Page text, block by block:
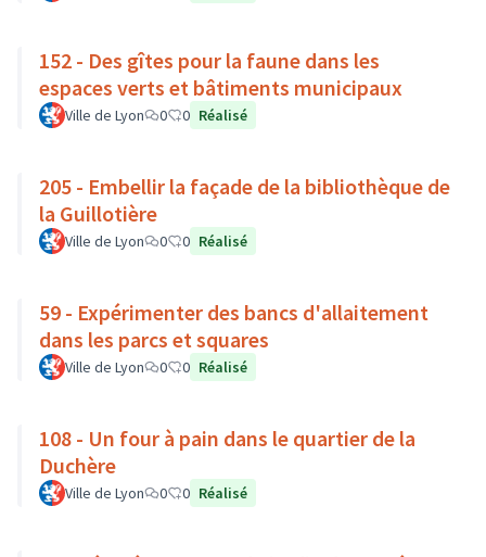
152 - Des gîtes pour la faune dans les
espaces verts et bâtiments municipaux
Ville de Lyon 0 0 Réalisé
205 - Embellir la façade de la bibliothèque de
la Guillotière
Ville de Lyon 0 0 Réalisé
59 - Expérimenter des bancs d'allaitement
dans les parcs et squares
Ville de Lyon 0 0 Réalisé
108 - Un four à pain dans le quartier de la
Duchère
Ville de Lyon 0 0 Réalisé